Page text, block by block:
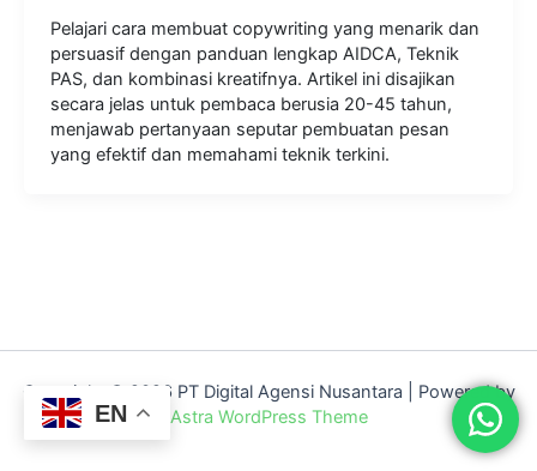
Pelajari cara membuat copywriting yang menarik dan
persuasif dengan panduan lengkap AIDCA, Teknik
PAS, dan kombinasi kreatifnya. Artikel ini disajikan
secara jelas untuk pembaca berusia 20-45 tahun,
menjawab pertanyaan seputar pembuatan pesan
yang efektif dan memahami teknik terkini.
Copyright © 2026 PT Digital Agensi Nusantara | Powered by
Astra WordPress Theme
EN